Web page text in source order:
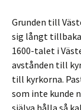
Grunden till
sig långt tillbaka
1600-talet i
avstånden till
till kyrkorna.
som inte kunde
själva hålla så